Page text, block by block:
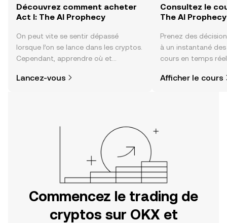
Découvrez comment acheter
Act I: The AI Prophecy
On peut vite se sentir dépassé
lorsque l’on se lance dans les cryptos.
Cependant, apprendre où et
plus simple que vous ne l’imaginez.
Lancez-vous
Consultez le
The AI Prophecy
Prenez des
à un instantané
cours en temps
communauté, des
Afficher le cours
Commencez le trading de
cryptos sur OKX et